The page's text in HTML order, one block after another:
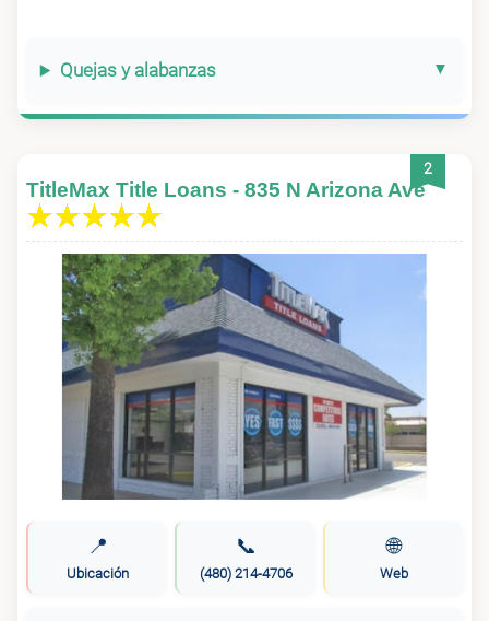
Quejas y alabanzas
2
TitleMax Title Loans - 835 N Arizona Ave
📍
Ubicación
📞
(480) 214-4706
🌐
Web